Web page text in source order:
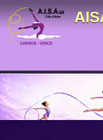
Panneau de gestion des